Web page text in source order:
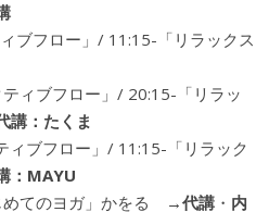
ブフロー」/ 11:15-「リラックス
ィブフロー」/ 20:15-「リラッ
講：たくま
ィブフロー」/ 11:15-「リラック
： MAYU
てのヨガ」かをる
→代講 ・ 内